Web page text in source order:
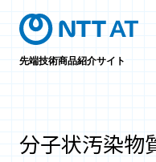
先端技術商品紹介サイト
分子状汚染